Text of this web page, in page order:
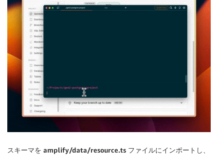
スキーマを amplify/data/resource.ts ファイルにインポートし、